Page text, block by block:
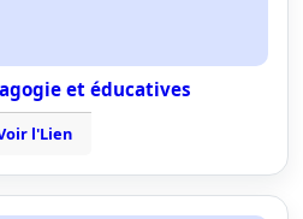
et éducatives
l'Lien